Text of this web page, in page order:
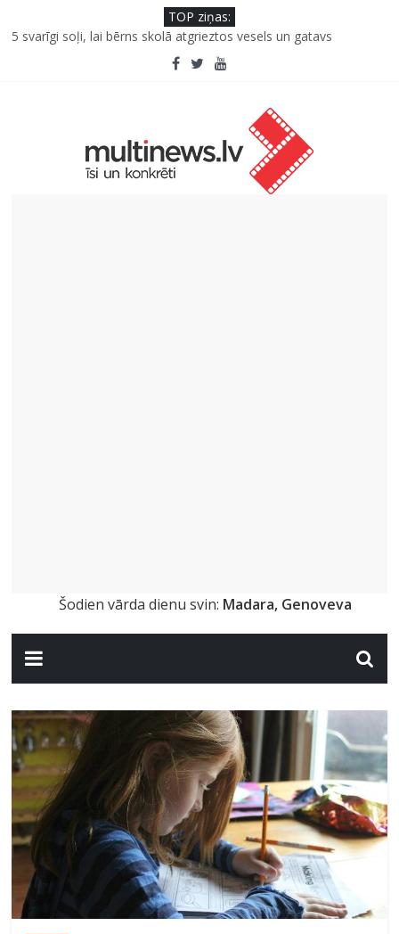
TOP ziņas:
5 svarīgi soļi, lai bērns skolā atgrieztos vesels un gatavs
Saeimas priekšsēdētāja Ikšķilē: politiski represēto cilvēku
Viens klikšķis līdz maksājumam vai viens mirklis līdz krāpšanai?
Kā neuzkāpt uz tiem pašiem grābekļiem: 5 iespējamās kļūdas
biznesa izaugsmē
Šefpavārs iesaka, kā gudri un izdevīgi izmantot kabačus no
Šodien vārda dienu svin: Madara, Genoveva